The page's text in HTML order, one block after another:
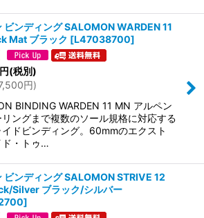
ビンディング SALOMON WARDEN 11
Mat ブラック [L47038700]
円(税別)
円)
BINDING WARDEN 11 MN アルペン
ングまで複数のソール規格に対応する
イドビンディング。60mmのエクスト
ド・トゥ…
ビンディング SALOMON STRIVE 12
Silver ブラック/シルバー
]